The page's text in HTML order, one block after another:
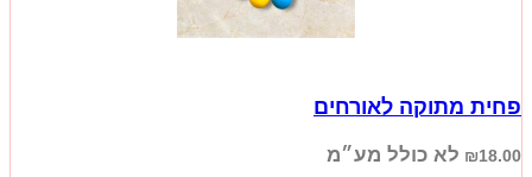
פחית מתוקה לאורחים
₪18.00 לא כולל מע״מ